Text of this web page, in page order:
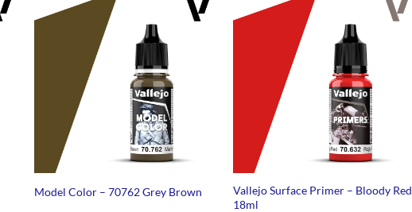
Model Color – 70762 Grey Brown
Vallejo Surface Primer – Bloody Red
18ml